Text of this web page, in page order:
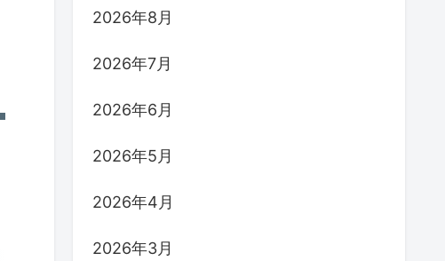
2026年8月
2026年7月
2026年6月
2026年5月
2026年4月
2026年3月